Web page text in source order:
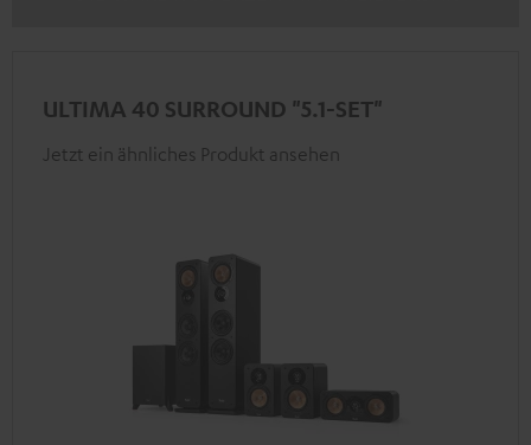
ULTIMA 40 SURROUND "5.1-SET"
Jetzt ein ähnliches Produkt ansehen